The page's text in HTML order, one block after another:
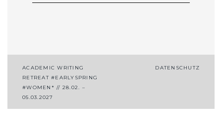
ACADEMIC WRITING
RETREAT #EARLYSPRING
#WOMEN* // 28.02. –
05.03.2027
DATENSCHUTZ